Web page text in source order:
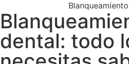
dental: todo